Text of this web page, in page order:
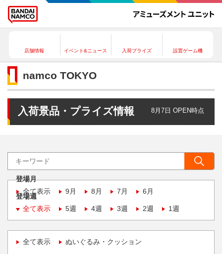
店舗情報 イベント&ニュース 入荷プライズ 設置ゲーム機
namco TOKYO
入荷景品・プライズ情報 8月7日 OPEN時点
登場月
全て表示
9月 8月 7月 6月
登場週
全て表示
5週 4週 3週 2週 1週
全て表示 ぬいぐるみ・クッション